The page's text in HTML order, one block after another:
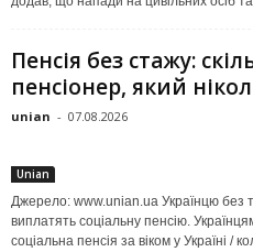
Пенсія без стажу:
пенсіонер, який
unian - 07.08.2026
Unian
Джерело: www.unian.ua Українцю без
виплатять соціальну пенсію.
соціальна пенсія за віком у Україні /